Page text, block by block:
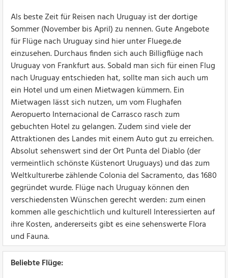
Als beste Zeit für Reisen nach Uruguay ist der dortige
Sommer (November bis April) zu nennen. Gute Angebote
für Flüge nach Uruguay sind hier unter Fluege.de
einzusehen. Durchaus finden sich auch Billigflüge nach
Uruguay von Frankfurt aus. Sobald man sich für einen Flug
nach Uruguay entschieden hat, sollte man sich auch um
ein Hotel und um einen Mietwagen kümmern. Ein
Mietwagen lässt sich nutzen, um vom Flughafen
Aeropuerto Internacional de Carrasco rasch zum
gebuchten Hotel zu gelangen. Zudem sind viele der
Attraktionen des Landes mit einem Auto gut zu erreichen.
Absolut sehenswert sind der Ort Punta del Diablo (der
vermeintlich schönste Küstenort Uruguays) und das zum
Weltkulturerbe zählende Colonia del Sacramento, das 1680
gegründet wurde. Flüge nach Uruguay können den
verschiedensten Wünschen gerecht werden: zum einen
kommen alle geschichtlich und kulturell Interessierten auf
ihre Kosten, andererseits gibt es eine sehenswerte Flora
und Fauna.
Beliebte Flüge: